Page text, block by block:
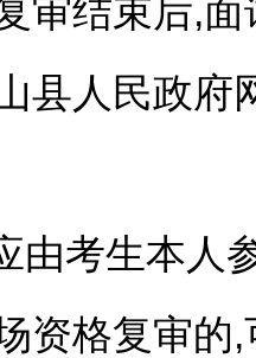
审结束后,
县人民政府
考生本人参
资格复审